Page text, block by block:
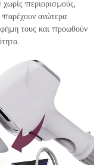
περιορισμούς,
ανώτερα
τους και προωθούν